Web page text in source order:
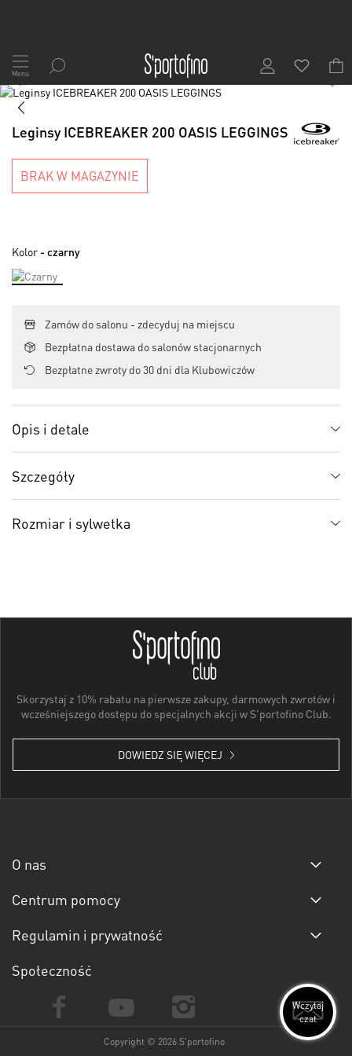
Przejdź
do
treści
Menu
Skip
end
images
gallery
1/5
Skip
the
images
Leginsy ICEBREAKER 200 OASIS LEGGINGS
BRAK W MAGAZYNIE
Kolor - czarny
Zamów do salonu - zdecyduj na miejscu
Bezpłatna dostawa do salonów stacjonarnych
Bezpłatne zwroty do 30 dni dla Klubowiczów
Opis i detale
Szczegóły
Rozmiar i sylwetka
Skorzystaj z 10% rabatu na pierwsze zakupy, darmowych zwrotów i
wcześniejszego dostępu do specjalnych akcji w S'portofino Club.
DOWIEDZ SIĘ WIĘCEJ
O nas
Centrum pomocy
Regulamin i prywatność
Społeczność
Copyright © 2026 S'portofino
Wczytaj
czat